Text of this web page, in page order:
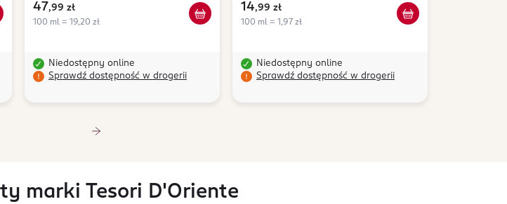
47,99 zł
100 ml = 19,20 zł
Niedostępny online
Sprawdź dostępność w drogerii
14,99 zł
100 ml = 1,97 zł
Niedostępny online
Sprawdź dostępność w drogerii
marki Tesori D'Oriente